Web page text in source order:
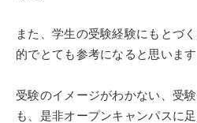
また、学生の受験経験にもとづ
的でとても参考になると思います
受験のイメージがわかない、受
も、是非オープンキャンパスに